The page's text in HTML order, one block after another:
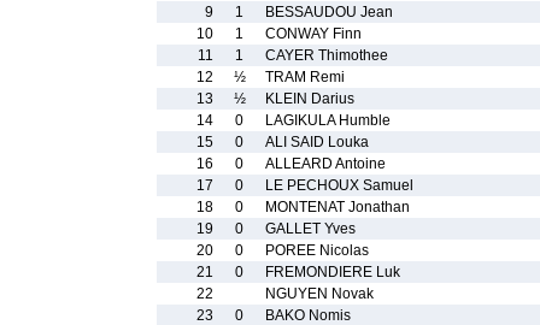
9
1
BESSAUDOU Jean
10
1
CONWAY Finn
11
1
CAYER Thimothee
12
½
TRAM Remi
13
½
KLEIN Darius
14
0
LAGIKULA Humble
15
0
ALI SAID Louka
16
0
ALLEARD Antoine
17
0
LE PECHOUX Samuel
18
0
MONTENAT Jonathan
19
0
GALLET Yves
20
0
POREE Nicolas
21
0
FREMONDIERE Luk
22
NGUYEN Novak
23
0
BAKO Nomis